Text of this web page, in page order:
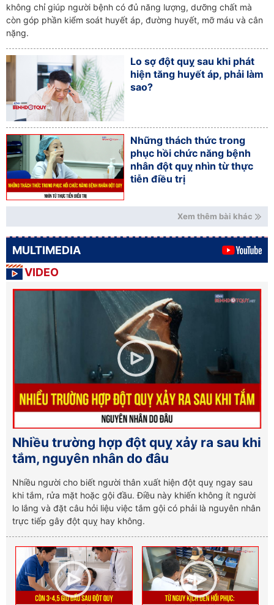
không chỉ giúp người bệnh có đủ năng lượng, dưỡng chất mà
còn góp phần kiểm soát huyết áp, đường huyết, mỡ máu và cân
nặng.
Lo sợ đột quỵ sau khi phát
hiện tăng huyết áp, phải làm
sao?
Những thách thức trong
phục hồi chức năng bệnh
nhân đột quỵ nhìn từ thực
tiễn điều trị
Xem thêm bài khác
MULTIMEDIA
VIDEO
Nhiều trường hợp đột quỵ xảy ra sau khi
tắm, nguyên nhân do đâu
Nhiều người cho biết người thân xuất hiện đột quỵ ngay sau
khi tắm, rửa mặt hoặc gội đầu. Điều này khiến không ít người
lo lắng và đặt câu hỏi liệu việc tắm gội có phải là nguyên nhân
trực tiếp gây đột quỵ hay không.